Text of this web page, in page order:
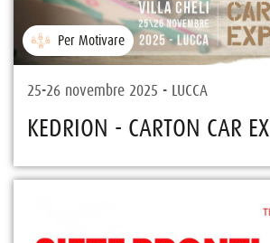
Per Motivare
25-26 novembre 2025 - LUCCA
KEDRION - CARTON CAR